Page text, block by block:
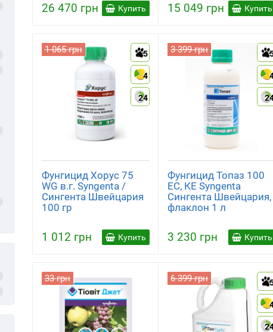
26 470 грн Купить 15 049 грн Купить
5
4
24
1 065 грн
Фунгицид Хорус 75
WG в.г. Syngenta /
Сингента Швейцария
100 гр
1 012 грн Купить
3 399 грн
Фунгицид Топаз 100
ЕС, КЕ Syngenta
Сингента Швейцария,
флаклон 1 л
3 230 грн Купить
33 грн 6 399 грн